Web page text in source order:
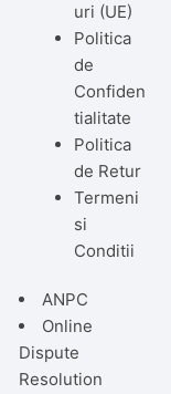
uri (UE)
Politica
de
Confiden
tialitate
Politica
de Retur
Termeni
si
Conditii
ANPC
Online
Dispute
Resolution